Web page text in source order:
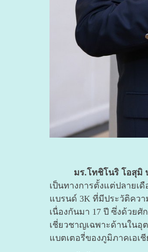
มร.โทชิโนริ โอสุมิ
เป็นทางการตั้งแต่ปลาย
แบรนด์ 3K ที่มีประวัติควา
เนื่องกันมา 17 ปี ซึ่งด้วย
เชี่ยวชาญเฉพาะด้านในอุ
แบตเตอรี่ของภูมิภาคเอเชี